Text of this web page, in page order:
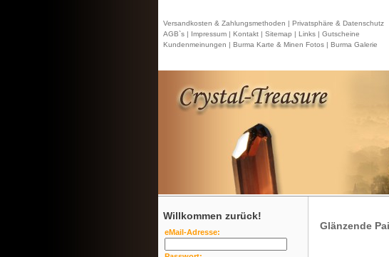
Versandkosten & Zahlungsmethoden | Privatsphäre & Datenschutz
AGB`s | Impressum | Kontakt | Sitemap | Links | Gutscheine
Kundenmeinungen | Burma Karte & Minen Fotos | Burma Galerie
Willkommen zurück!
eMail-Adresse:
Glänzende